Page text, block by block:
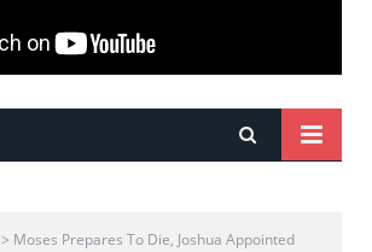
> Moses Prepares To Die, Joshua Appointed